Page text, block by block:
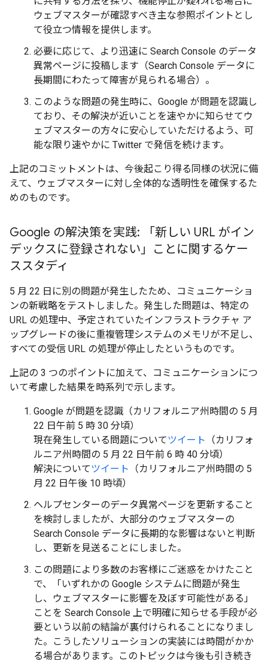
ウェブマスターが確認すべき主な参照ポイントとし
て役立つ情報を提供します。
必要に応じて、より迅速に Search Console のデータ
異常ページに投稿します（Search Console データに
長期間にわたって障害が見られる場合）。
このような問題の発生時に、Google が問題を認識し
ており、その解決が近いことを速やかに知らせてウ
ェブマスターの方々に安心していただけるよう、可
能な限り速やかに Twitter で発信を続けます。
上記のコミットメントは、今後起こり得る同様の状況に備
えて、ウェブマスターに対し全体的な透明性を確保するた
めのものです。
Google の解決策を実践: 「新しい URL がイン
デックスに登録されない」ことに関するケー
ススタディ
5 月 22 日に別の問題が発生したため、コミュニケーショ
ンの新戦略をテストしました。発生した問題は、特定の
URL の処理中、予定されていたインフラストラクチャ ア
ップグレードの後に重複管理システムのメモリが不足し、
すべての受信 URL の処理が停止したというものです。
上記の 3 つのポイントに加えて、コミュニケーションにつ
いて考慮した結果を時系列で示します。
Google が問題を認識（カリフォルニア州時間の 5 月
22 日午前 5 時 30 分頃）
現在発生している問題についてツイート
（カリフォ
ルニア州時間の 5 月 22 日午前 6 時 40 分頃）
解決についてツイート
（カリフォルニア州時間の 5
月 22 日午後 10 時頃）
ヘルプセンターのデータ異常ページを更新すること
を検討しましたが、大部分のウェブマスターの
Search Console データに長期的な影響はないと判断
し、更新を見送ることにしました。
この問題により多数のお客様にご迷惑をかけたこと
で、「いずれかの Google システムに問題が発生
し、ウェブマスターに影響を及ぼす可能性がある」
ことを Search Console 上で明確に知らせる手段が必
要という以前の結論が裏付けられることになりまし
た。こうしたソリューションの実装には時間がかか
る場合があります。このトピックは今後も引き続き